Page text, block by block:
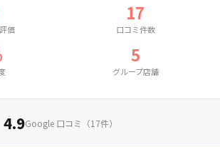
価
17
口コミ件数
5
グループ店舗
4.9Google 口コミ（17件）